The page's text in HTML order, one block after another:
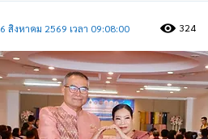
6 สิงหาคม 2569 เวลา 09:08:00 324